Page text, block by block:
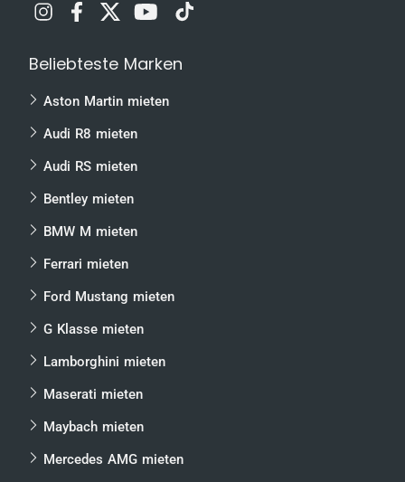
Beliebteste Marken
Aston Martin mieten
Audi R8 mieten
Audi RS mieten
Bentley mieten
BMW M mieten
Ferrari mieten
Ford Mustang mieten
G Klasse mieten
Lamborghini mieten
Maserati mieten
Maybach mieten
Mercedes AMG mieten